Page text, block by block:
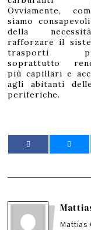
Ovviamente,
siamo
della
rafforzare il
trasporti
soprattutto
più capillari e
agli abitanti
periferiche.
Mattias